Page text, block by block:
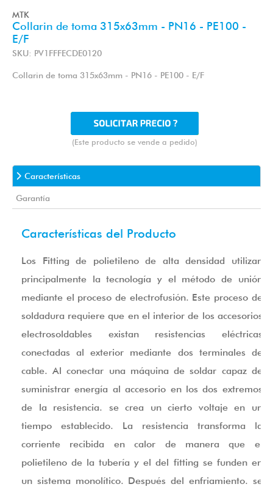
MTK
Collarin de toma 315x63mm - PN16 - PE100 -
E/F
SKU: PV1FFFECDE0120
Collarin de toma 315x63mm - PN16 - PE100 - E/F
(Este producto se vende a pedido)
Características
Garantía
Características del Producto
Los Fitting de polietileno de alta densidad utilizan
principalmente la tecnología y el método de unión
mediante el proceso de electrofusión. Este proceso de
soldadura requiere que en el interior de los accesorios
electrosoldables existan resistencias eléctricas
conectadas al exterior mediante dos terminales de
cable. Al conectar una máquina de soldar capaz de
suministrar energía al accesorio en los dos extremos
de la resistencia. se crea un cierto voltaje en un
tiempo establecido. La resistencia transforma la
corriente recibida en calor de manera que el
polietileno de la tubería y el del fitting se funden en
un sistema monolítico. Después del enfriamiento. se